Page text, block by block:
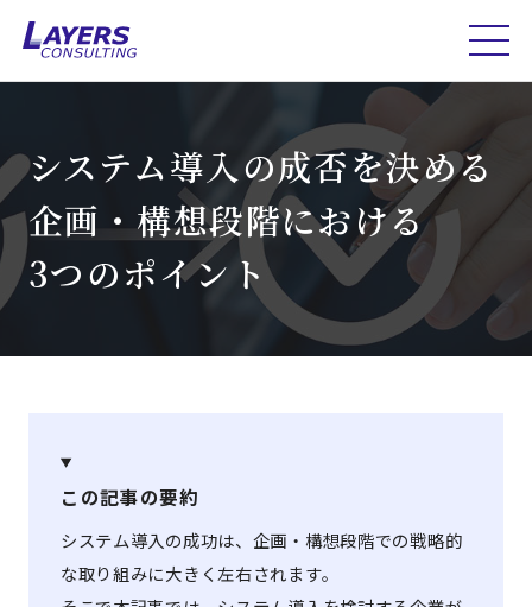
システム導入の成否を決める
企画・構想段階における
3つのポイント
この記事の要約
システム導入の成功は、企画・構想段階での戦略的
な取り組みに大きく左右されます。